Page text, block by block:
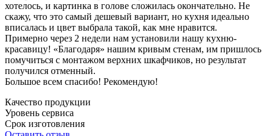
хотелось, и картинка в голове сложилась окончательно. Не
скажу, что это самый дешевый вариант, но кухня идеально
вписалась и цвет выбрала такой, как мне нравится.
Примерно через 2 недели нам установили нашу кухню-
красавицу! «Благодаря» нашим кривым стенам, им пришлось
помучиться с монтажом верхних шкафчиков, но результат
получился отменный.
Большое всем спасибо! Рекомендую!
Качество продукции
Уровень сервиса
Срок изготовления